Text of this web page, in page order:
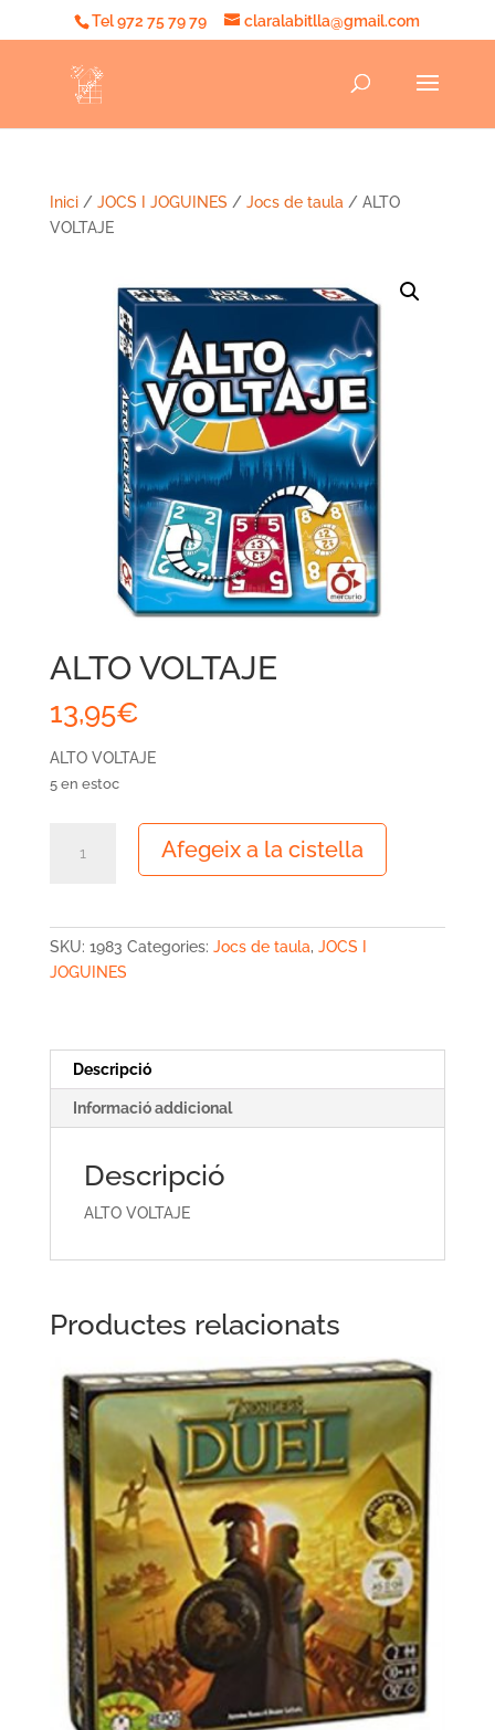
Tel 972 75 79 79 claralabitlla@gmail.com
Inici/ JOCS I JOGUINES / Jocs de taula / ALTO
VOLTAJE
ALTO VOLTAJE
13,95€
ALTO VOLTAJE
5 en estoc
Afegeix a la cistella
SKU: 1983 Categories: Jocs de taula, JOCS I
JOGUINES
Descripció
Informació addicional
Descripció
ALTO VOLTAJE
Productes relacionats